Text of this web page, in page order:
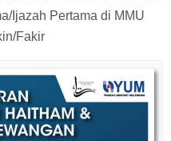
Ijazah Pertama di MMU
Fakir